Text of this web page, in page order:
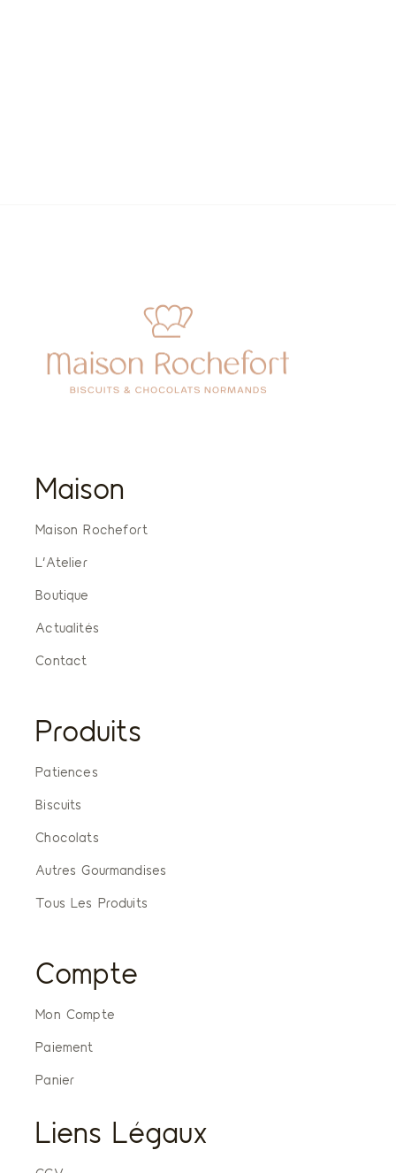
Maison
Maison Rochefort
L’Atelier
Boutique
Actualités
Contact
Produits
Patiences
Biscuits
Chocolats
Autres Gourmandises
Tous Les Produits
Compte
Mon Compte
Paiement
Panier
Liens Légaux